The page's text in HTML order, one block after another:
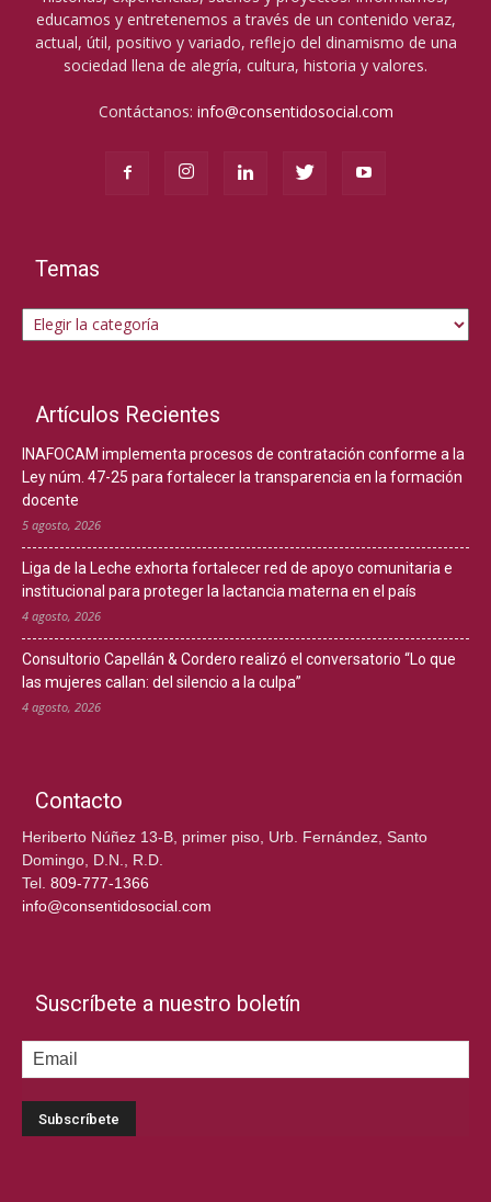
educamos y entretenemos a través de un contenido veraz,
actual, útil, positivo y variado, reflejo del dinamismo de una
sociedad llena de alegría, cultura, historia y valores.
Contáctanos: info@consentidosocial.com
Temas
Temas
Artículos Recientes
INAFOCAM implementa procesos de contratación conforme a la
Ley núm. 47-25 para fortalecer la transparencia en la formación
docente
5 agosto, 2026
Liga de la Leche exhorta fortalecer red de apoyo comunitaria e
institucional para proteger la lactancia materna en el país
4 agosto, 2026
Consultorio Capellán & Cordero realizó el conversatorio “Lo que
las mujeres callan: del silencio a la culpa”
4 agosto, 2026
Contacto
Heriberto Núñez 13-B, primer piso, Urb. Fernández, Santo
Domingo, D.N., R.D.
Tel. 809-777-1366
info@consentidosocial.com
Suscríbete a nuestro boletín